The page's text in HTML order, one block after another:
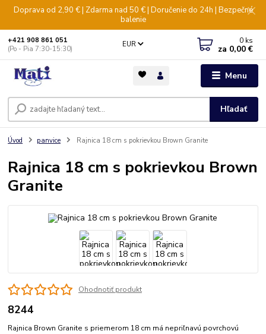
Doprava od 2,90 € | Zdarma nad 50 € | Doručenie do 24h | Bezpečné
balenie
Menu
EUR
Hľadať
+421 908 861 051
(Po - Pia 7:30-15:30)
0 ks
za 0,00 €
Úvod panvice Rajnica 18 cm s pokrievkou Brown Granite
Rajnica 18 cm s pokrievkou Brown
Granite
Ohodnotiť produkt
8244
Rajnica Brown Granite s priemerom 18 cm má nepriľnavú povrchovú